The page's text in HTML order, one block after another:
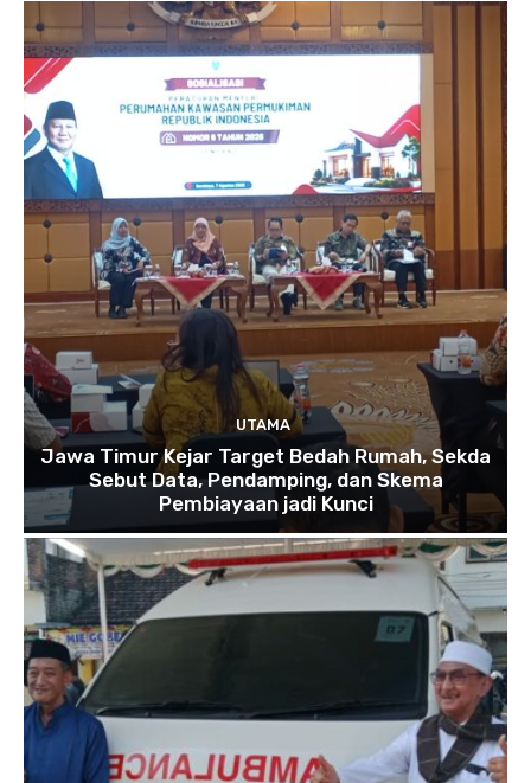
UTAMA
Jawa Timur Kejar Target Bedah Rumah, Sekda
Sebut Data, Pendamping, dan Skema
Pembiayaan jadi Kunci